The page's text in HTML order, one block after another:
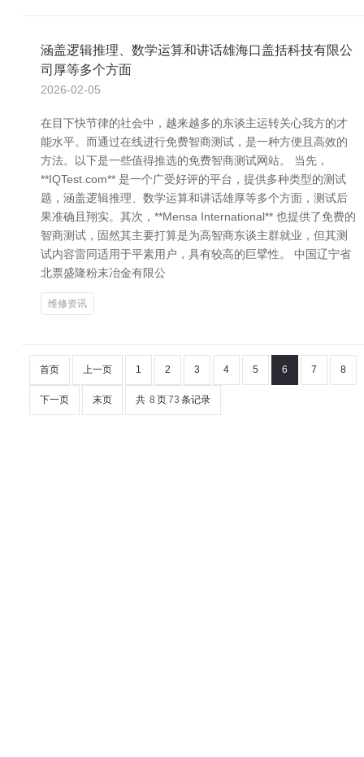
涵盖逻辑推理、数学运算和讲话雄海口盖括科技有限公
司厚等多个方面
2026-02-05
在目下快节律的社会中，越来越多的东谈主运转关心我方的才
能水平。而通过在线进行免费智商测试，是一种方便且高效的
方法。以下是一些值得推选的免费智商测试网站。 当先，
**IQTest.com** 是一个广受好评的平台，提供多种类型的测试
题，涵盖逻辑推理、数学运算和讲话雄厚等多个方面，测试后
果准确且翔实。其次，**Mensa International** 也提供了免费的
智商测试，固然其主要打算是为高智商东谈主群就业，但其测
试内容雷同适用于平素用户，具有较高的巨擘性。 中国辽宁省
北票盛隆粉末冶金有限公
维修资讯
首页 上一页 1 2 3 4 5 6 7 8
下一页 末页 共 8 页73 条记录